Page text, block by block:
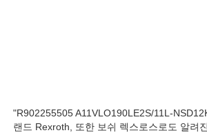
뉴스
"R902255505 A11VLO190LE2S/11L-
랜드 Rexroth, 또한 보쉬 렉스로스로도 알려